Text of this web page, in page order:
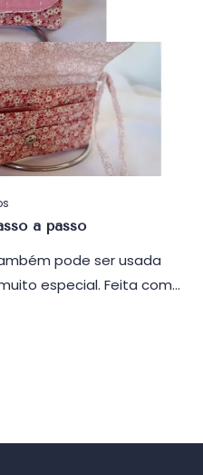
a passo
pode ser usada
especial. Feita com…